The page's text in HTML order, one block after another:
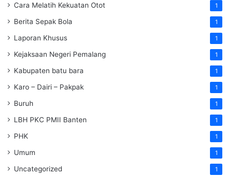
Cara Melatih Kekuatan Otot 1
Berita Sepak Bola 1
Laporan Khusus 1
Kejaksaan Negeri Pemalang 1
Kabupaten batu bara 1
Karo – Dairi – Pakpak 1
Buruh 1
LBH PKC PMII Banten 1
PHK 1
Umum 1
Uncategorized 1